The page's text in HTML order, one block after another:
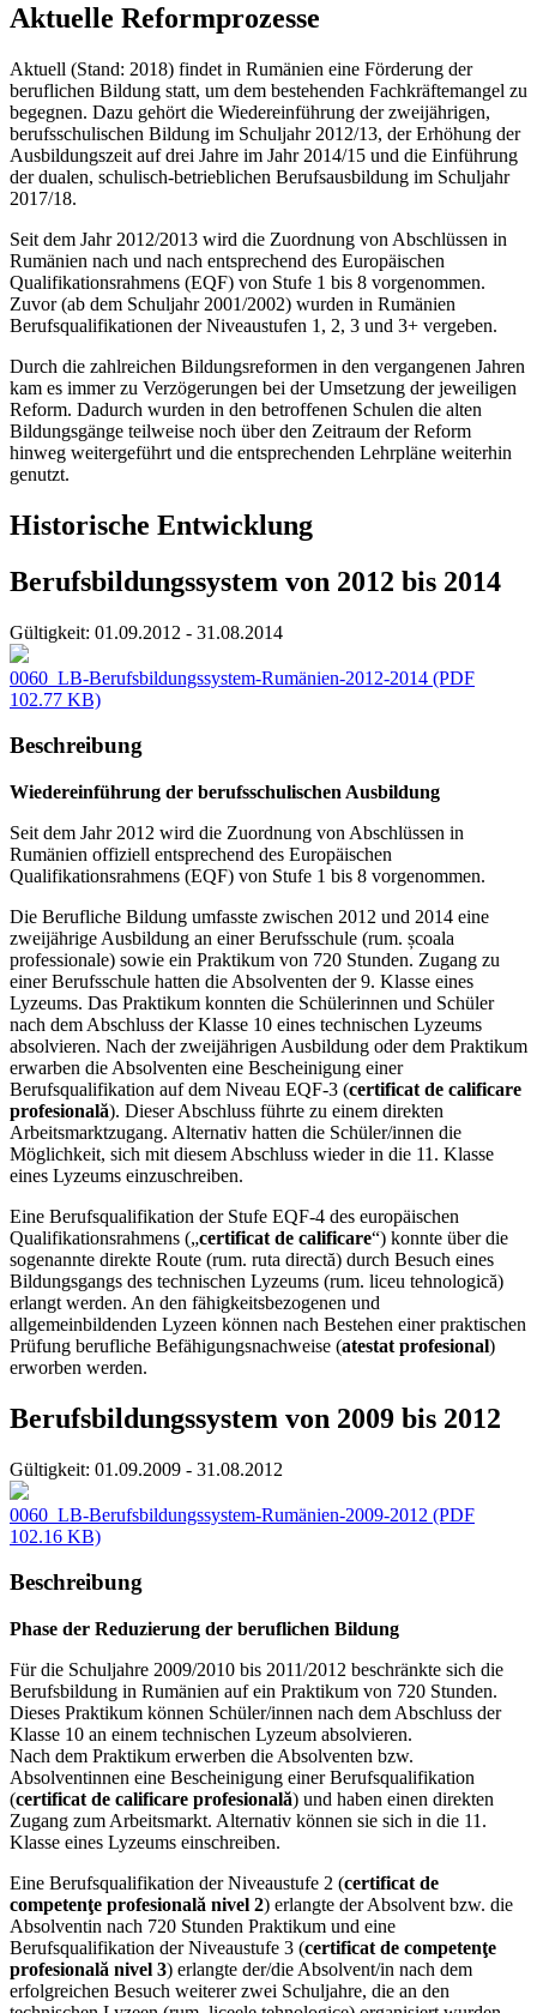
Aktuelle Reformprozesse
Aktuell (Stand: 2018) findet in Rumänien eine Förderung der
beruflichen Bildung statt, um dem bestehenden Fachkräftemangel zu
begegnen. Dazu gehört die Wiedereinführung der zweijährigen,
berufsschulischen Bildung im Schuljahr 2012/13, der Erhöhung der
Ausbildungszeit auf drei Jahre im Jahr 2014/15 und die Einführung
der dualen, schulisch-betrieblichen Berufsausbildung im Schuljahr
2017/18.
Seit dem Jahr 2012/2013 wird die Zuordnung von Abschlüssen in
Rumänien nach und nach entsprechend des Europäischen
Qualifikationsrahmens (EQF) von Stufe 1 bis 8 vorgenommen.
Zuvor (ab dem Schuljahr 2001/2002) wurden in Rumänien
Berufsqualifikationen der Niveaustufen 1, 2, 3 und 3+ vergeben.
Durch die zahlreichen Bildungsreformen in den vergangenen Jahren
kam es immer zu Verzögerungen bei der Umsetzung der jeweiligen
Reform. Dadurch wurden in den betroffenen Schulen die alten
Bildungsgänge teilweise noch über den Zeitraum der Reform
hinweg weitergeführt und die entsprechenden Lehrpläne weiterhin
genutzt.
Historische Entwicklung
Berufsbildungssystem von 2012 bis 2014
Gültigkeit: 01.09.2012 - 31.08.2014
0060_LB-Berufsbildungssystem-Rumänien-2012-2014 (PDF
102.77 KB)
Beschreibung
Wiedereinführung der berufsschulischen Ausbildung
Seit dem Jahr 2012 wird die Zuordnung von Abschlüssen in
Rumänien offiziell entsprechend des Europäischen
Qualifikationsrahmens (EQF) von Stufe 1 bis 8 vorgenommen.
Die Berufliche Bildung umfasste zwischen 2012 und 2014 eine
zweijährige Ausbildung an einer Berufsschule (rum. școala
professionale) sowie ein Praktikum von 720 Stunden. Zugang zu
einer Berufsschule hatten die Absolventen der 9. Klasse eines
Lyzeums. Das Praktikum konnten die Schülerinnen und Schüler
nach dem Abschluss der Klasse 10 eines technischen Lyzeums
absolvieren. Nach der zweijährigen Ausbildung oder dem Praktikum
erwarben die Absolventen eine Bescheinigung einer
Berufsqualifikation auf dem Niveau EQF-3 (certificat de calificare
profesională). Dieser Abschluss führte zu einem direkten
Arbeitsmarktzugang. Alternativ hatten die Schüler/innen die
Möglichkeit, sich mit diesem Abschluss wieder in die 11. Klasse
eines Lyzeums einzuschreiben.
Eine Berufsqualifikation der Stufe EQF-4 des europäischen
Qualifikationsrahmens („certificat de calificare“) konnte über die
sogenannte direkte Route (rum. ruta directă) durch Besuch eines
Bildungsgangs des technischen Lyzeums (rum. liceu tehnologică)
erlangt werden. An den fähigkeitsbezogenen und
allgemeinbildenden Lyzeen können nach Bestehen einer praktischen
Prüfung berufliche Befähigungsnachweise (atestat profesional)
erworben werden.
Berufsbildungssystem von 2009 bis 2012
Gültigkeit: 01.09.2009 - 31.08.2012
0060_LB-Berufsbildungssystem-Rumänien-2009-2012 (PDF
102.16 KB)
Beschreibung
Phase der Reduzierung der beruflichen Bildung
Für die Schuljahre 2009/2010 bis 2011/2012 beschränkte sich die
Berufsbildung in Rumänien auf ein Praktikum von 720 Stunden.
Dieses Praktikum können Schüler/innen nach dem Abschluss der
Klasse 10 an einem technischen Lyzeum absolvieren.
Nach dem Praktikum erwerben die Absolventen bzw.
Absolventinnen eine Bescheinigung einer Berufsqualifikation
(certificat de calificare profesională) und haben einen direkten
Zugang zum Arbeitsmarkt. Alternativ können sie sich in die 11.
Klasse eines Lyzeums einschreiben.
Eine Berufsqualifikation der Niveaustufe 2 (certificat de
competenţe profesională nivel 2) erlangte der Absolvent bzw. die
Absolventin nach 720 Stunden Praktikum und eine
Berufsqualifikation der Niveaustufe 3 (certificat de competenţe
profesională nivel 3) erlangte der/die Absolvent/in nach dem
erfolgreichen Besuch weiterer zwei Schuljahre, die an den